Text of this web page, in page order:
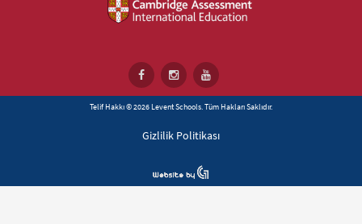
Telif Hakkı © 2026 Levent Schools. Tüm Hakları Saklıdır.
Gizlilik Politikası